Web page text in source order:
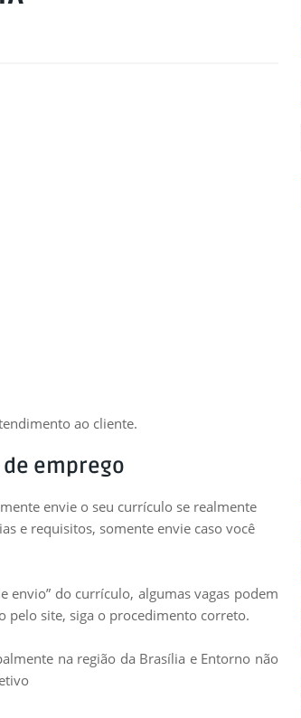
ao cliente.
emprego
envie o seu currículo se realmente
e requisitos, somente envie caso você
envio” do currículo, algumas vagas podem
pelo site, siga o procedimento correto.
na região da Brasília e Entorno não